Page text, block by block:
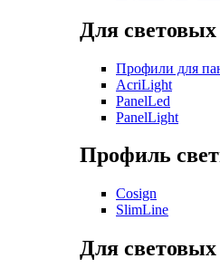
Для
Профили для
AcriLight
PanelLed
PanelLight
Профиль
Cosign
SlimLine
Для